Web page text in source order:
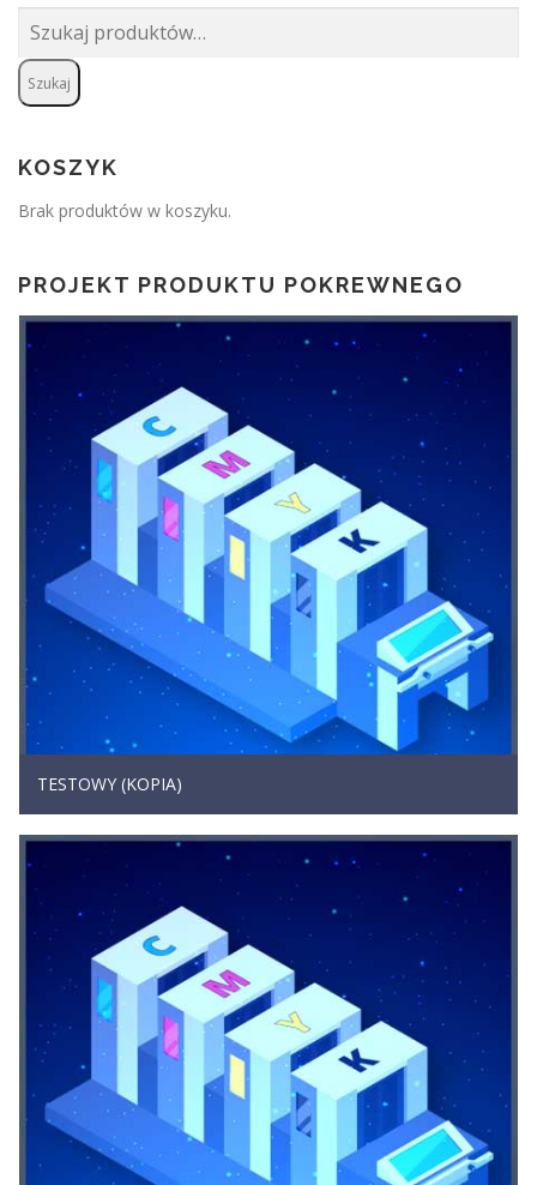
Szukaj:
Szukaj
KOSZYK
Brak produktów w koszyku.
PROJEKT PRODUKTU POKREWNEGO
TESTOWY (KOPIA)